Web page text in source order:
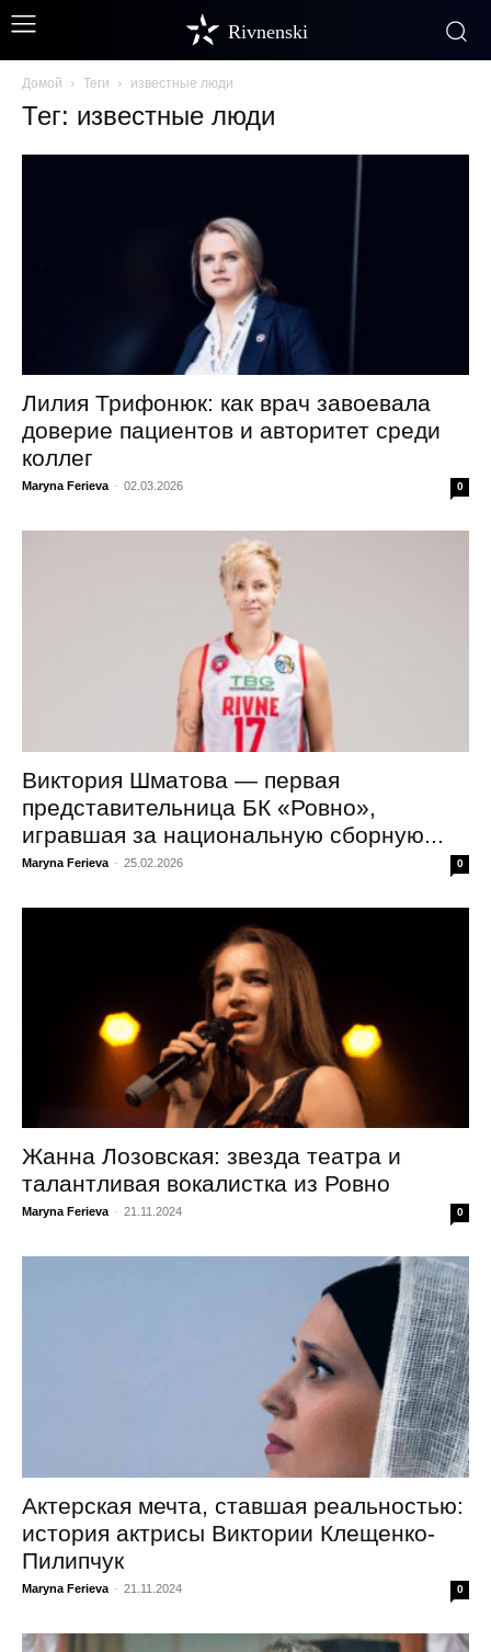
Rivnenski
Домой Теги известные люди
Тег: известные люди
Лилия Трифонюк: как врач завоевала
доверие пациентов и авторитет среди
коллег
Maryna Ferieva - 02.03.2026 0
Виктория Шматова — первая
представительница БК «Ровно»,
игравшая за национальную сборную...
Maryna Ferieva - 25.02.2026 0
Жанна Лозовская: звезда театра и
талантливая вокалистка из Ровно
Maryna Ferieva - 21.11.2024 0
Актерская мечта, ставшая реальностью:
история актрисы Виктории Клещенко-
Пилипчук
Maryna Ferieva - 21.11.2024 0